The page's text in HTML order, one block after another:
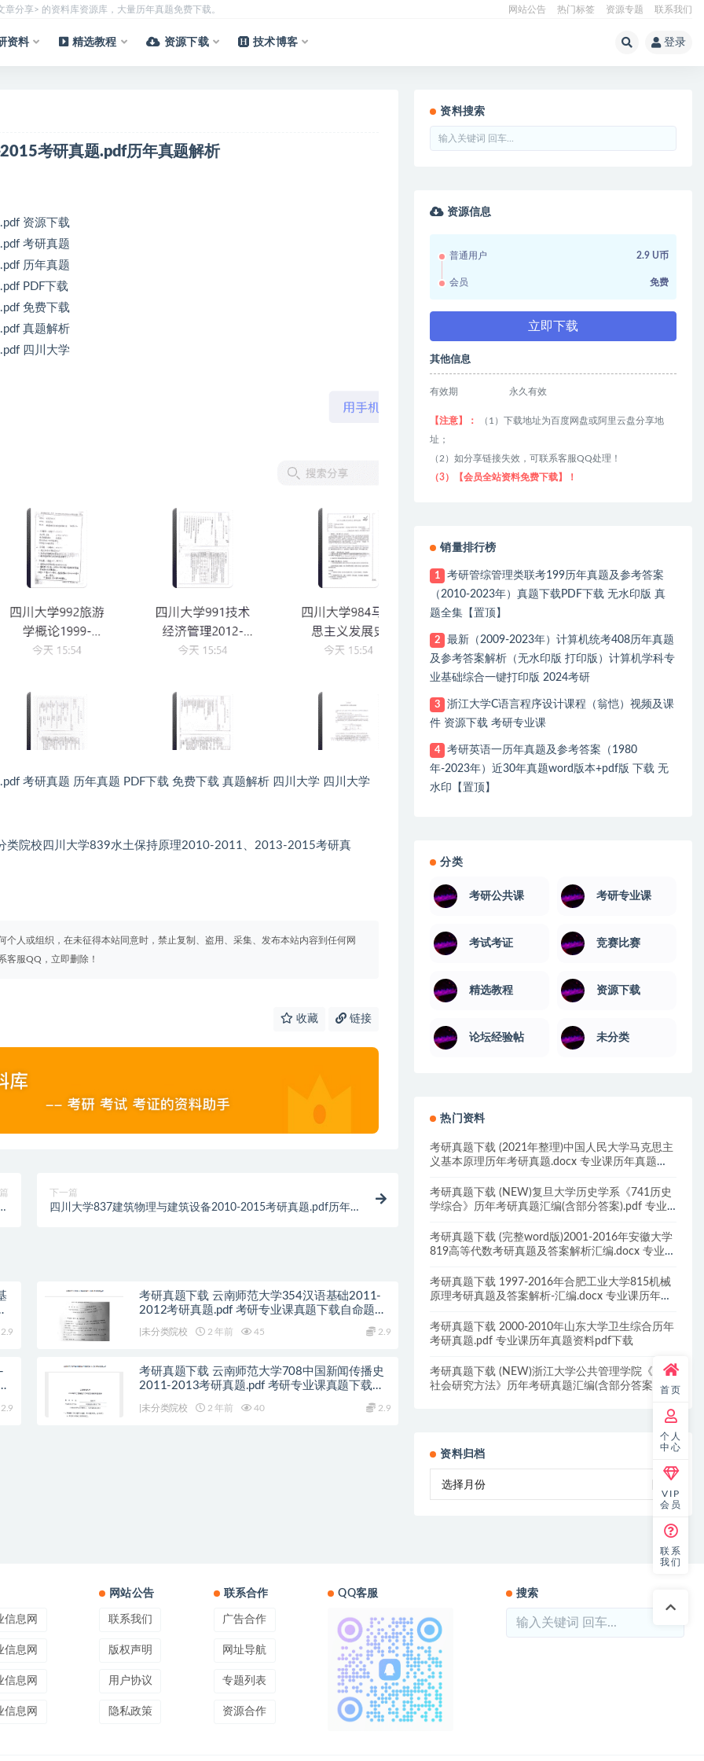
分享> 的资料库资源库，大量历年真题免费下载。 网站公告 热门标签 资源专题 联系我们
资料 精选教程 资源下载 技术博客 登录
考研真题.pdf历年真题解析
资源下载
考研真题
历年真题
PDF下载
免费下载
真题解析
四川大学
考研真题 历年真题 PDF下载 免费下载 真题解析 四川大学 四川大学
类院校四川大学839水土保持原理2010-2011、2013-2015考研真
人或组织，在未征得本站同意时，禁止复制、盗用、采集、发布本站内容到任何网
客服QQ，立即删除！
收藏 链接
下一篇
四川大学837建筑物理与建筑设备2010-2015考研真题.pdf历年真
考研真题下载 云南师范大学354汉语基础2011-
2012考研真题.pdf 考研专业课真题下载自命题历
|未分类院校 2 年前 45 2.9
考研真题下载 云南师范大学708中国新闻传播史
2011-2013考研真题.pdf 考研专业课真题下载自
|未分类院校 2 年前 40 2.9
资料搜索
资源信息
普通用户 2.9 U币
会员 免费
立即下载
其他信息
有效期 永久有效
【注意】：
（1）下载地址为百度网盘或阿里云盘分享地
址；
（2）如分享链接失效，可联系客服QQ处理！
（3）【会员全站资料免费下载】！
销量排行榜
1
考研管综管理类联考199历年真题及参考答案
（2010-2023年）真题下载PDF下载 无水印版 真
题全集【置顶】
2
最新（2009-2023年）计算机统考408历年真题
及参考答案解析（无水印版 打印版）计算机学科专
业基础综合一键打印版 2024考研
3
浙江大学C语言程序设计课程（翁恺）视频及课
件 资源下载 考研专业课
4
考研英语一历年真题及参考答案（1980
年-2023年）近30年真题word版本+pdf版 下载 无
水印【置顶】
分类
考研公共课 考研专业课
考试考证 竞赛比赛
精选教程 资源下载
论坛经验帖 未分类
热门资料
考研真题下载 (2021年整理)中国人民大学马克思主
义基本原理历年考研真题.docx 专业课历年真题资
考研真题下载 (NEW)复旦大学历史学系《741历史
学综合》历年考研真题汇编(含部分答案).pdf 专业
考研真题下载 (完整word版)2001-2016年安徽大学
819高等代数考研真题及答案解析汇编.docx 专业课
考研真题下载 1997-2016年合肥工业大学815机械
原理考研真题及答案解析-汇编.docx 专业课历年真
考研真题下载 2000-2010年山东大学卫生综合历年
考研真题.pdf 专业课历年真题资料pdf下载
考研真题下载 (NEW)浙江大学公共管理学院《702
社会研究方法》历年考研真题汇编(含部分答案).pdf
资料归档
信息网
信息网
信息网
信息网
网站公告
联系我们
版权声明
用户协议
隐私政策
联系合作
广告合作
网址导航
专题列表
资源合作
QQ客服 搜索
首页
个人
中心
VIP
会员
联系
我们